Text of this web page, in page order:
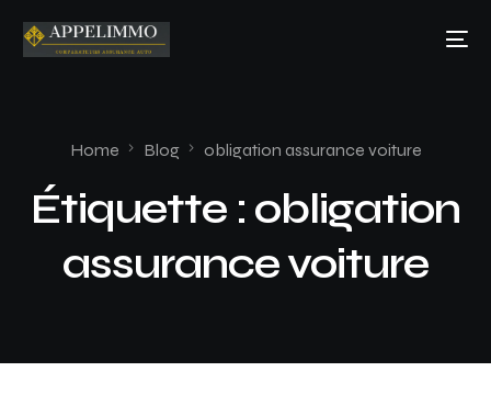
Home Blog obligation assurance voiture
Étiquette : obligation
assurance voiture